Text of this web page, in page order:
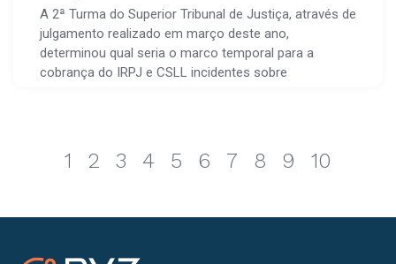
A 2ª Turma do Superior Tribunal de Justiça, através de
julgamento realizado em março deste ano,
determinou qual seria o marco temporal para a
cobrança do IRPJ e CSLL incidentes sobre
1 2 3 4 5 6 7 8 9 10